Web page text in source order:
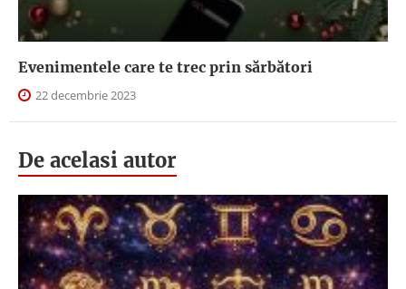
Evenimentele care te trec prin sărbători
22 decembrie 2023
De acelasi autor